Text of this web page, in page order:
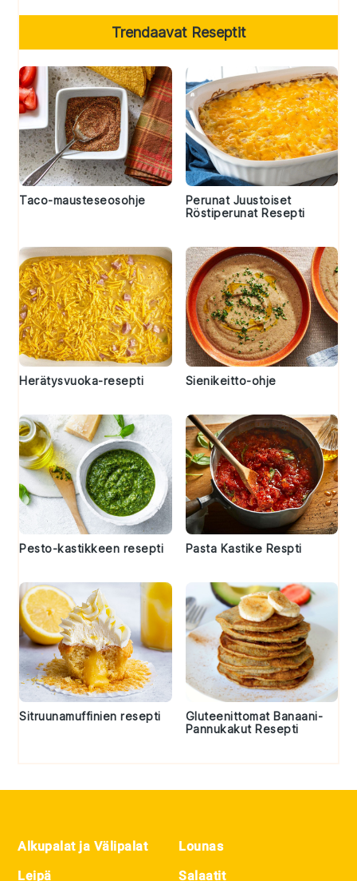
Trendaavat Reseptit
Taco-mausteseosohje
Perunat Juustoiset
Röstiperunat Resepti
Herätysvuoka-resepti Sienikeitto-ohje
Pesto-kastikkeen resepti Pasta Kastike Respti
Sitruunamuffinien resepti
Gluteenittomat Banaani-
Pannukakut Resepti
Alkupalat ja Välipalat
Leipä
Lounas
Salaatit